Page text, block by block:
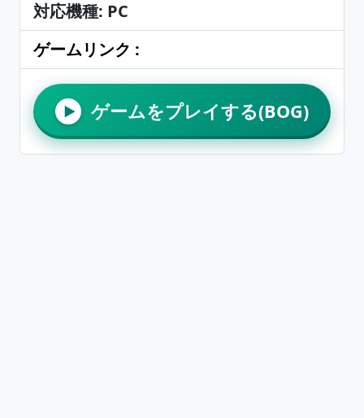
対応機種: PC
ゲームリンク :
▶ ゲームをプレイする(BOG)